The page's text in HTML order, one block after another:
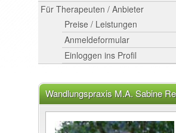
Für Therapeuten / Anbieter
Preise / Leistungen
Anmeldeformular
Einloggen ins Profil
Wandlungspraxis M.A. Sabine
Lucena, 10405 Berlin